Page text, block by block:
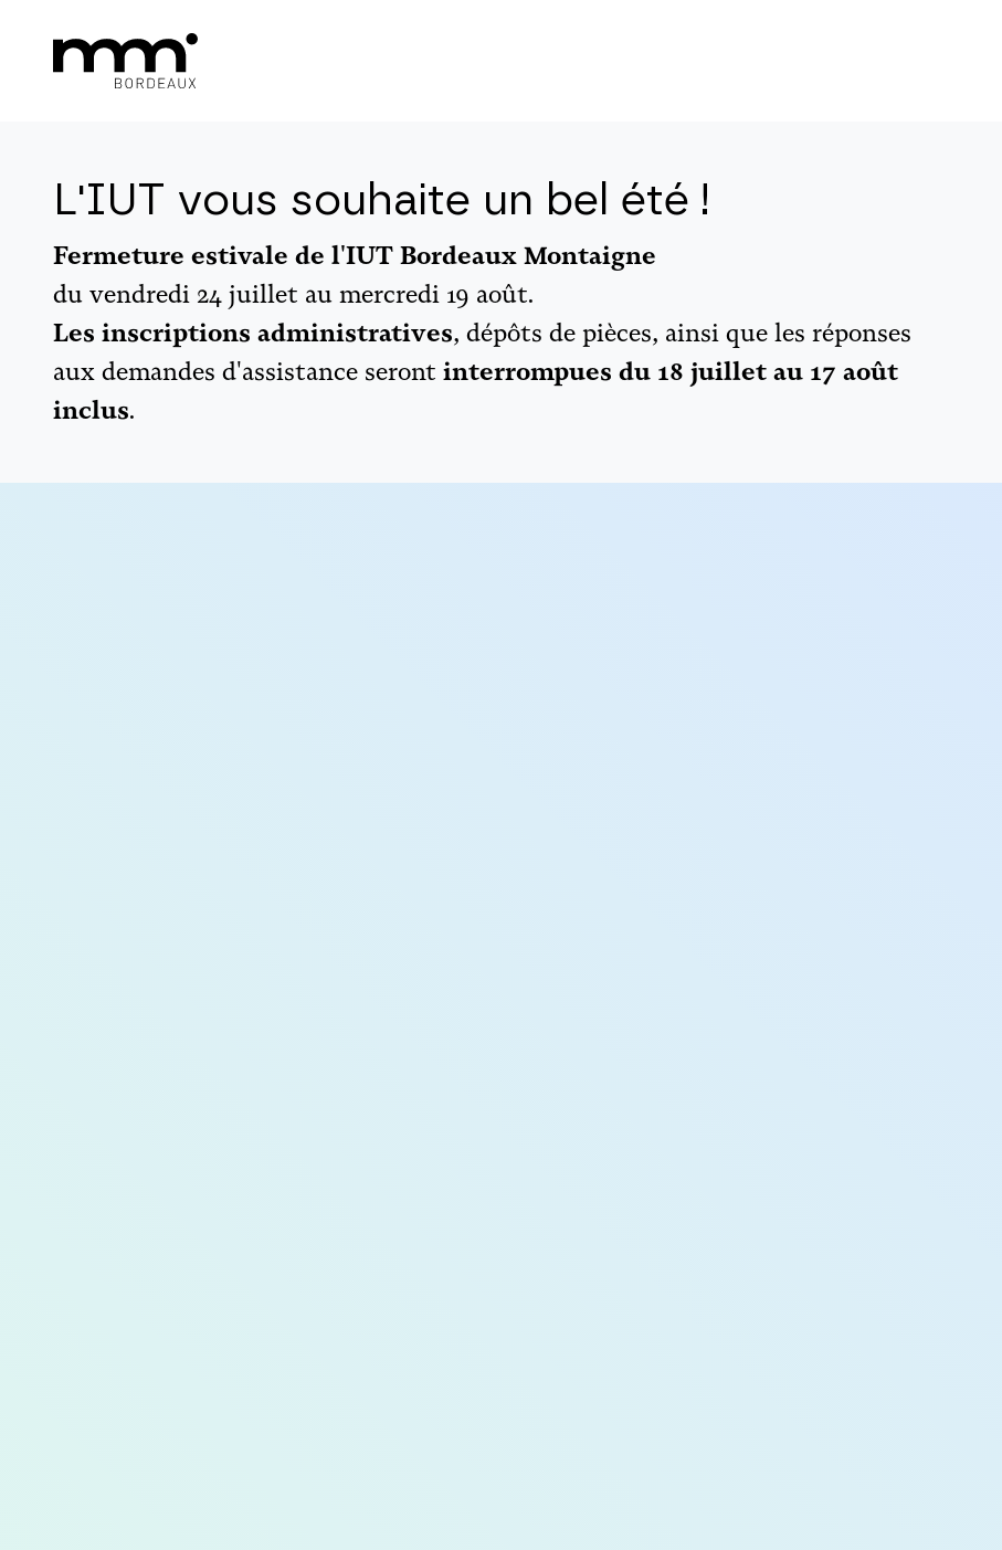
L'IUT vous souhaite un bel été !
Fermeture estivale de l'IUT Bordeaux Montaigne
du vendredi 24 juillet au mercredi 19 août.
Les inscriptions administratives, dépôts de pièces, ainsi que les réponses
aux demandes d'assistance seront interrompues du 18 juillet au 17 août
inclus.